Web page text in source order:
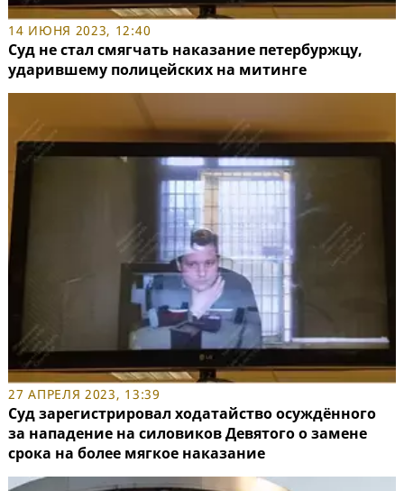
14 ИЮНЯ 2023, 12:40
Суд не стал смягчать наказание петербуржцу,
ударившему полицейских на митинге
27 АПРЕЛЯ 2023, 13:39
Суд зарегистрировал ходатайство осуждённого
за нападение на силовиков Девятого о замене
срока на более мягкое наказание